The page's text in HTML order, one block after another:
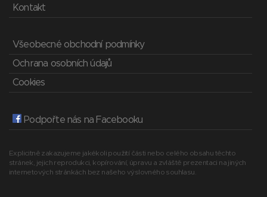
Kontakt
Všeobecné obchodní podmínky
Ochrana osobních údajů
Cookies
Podpořte nás na Facebooku
Explicitně zakazujeme jakékoli použití části nebo celého obsahu těchto
stránek, jejich reprodukci, kopírování, úpravu a zvláště prezentaci na jiných
internetových stránkách bez našeho výslovného souhlasu.